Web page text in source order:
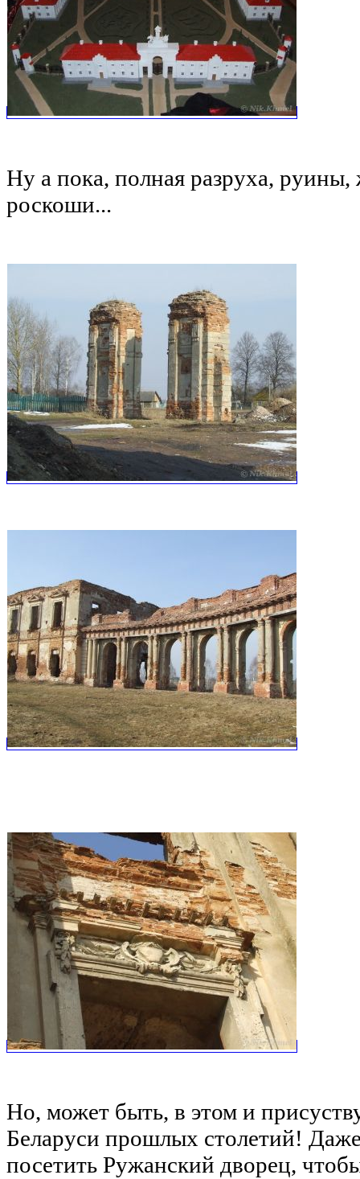
Ну а пока, полная разруха,
роскоши...
Но, может быть, в этом и
Беларуси прошлых столетий!
посетить Ружанский дворец,